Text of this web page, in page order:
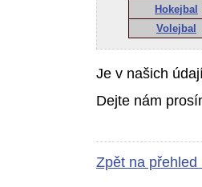
Hokejbal
Volejbal
Je v našich
Dejte nám
Zpět na přehled